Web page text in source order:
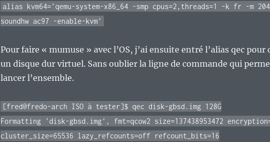
alias kvm64='qemu-system-x86_64 -smp cpus=2,threads=1 -k fr -m
soundhw ac97 -enable-kvm'
Pour faire « mumuse » avec l’OS, j’ai ensuite entré l’alias qec pour
un disque dur virtuel. Sans oublier la ligne de commande qui
lancer l’ensemble.
[fred@fredo-arch ISO à tester]$ qec disk-gbsd.img 128G
Formatting 'disk-gbsd.img', fmt=qcow2 size=137438953472
cluster_size=65536 lazy_refcounts=off refcount_bits=16